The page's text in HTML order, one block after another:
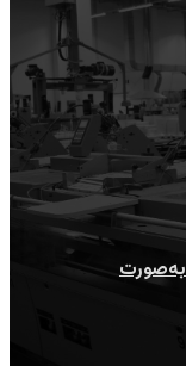
به‌صورت